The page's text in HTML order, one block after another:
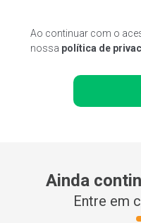
Ao continuar com o
nossa política de
Ainda
Entre em